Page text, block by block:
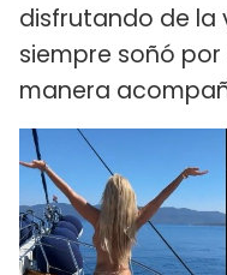
disfrutando de la
siempre soñó
manera